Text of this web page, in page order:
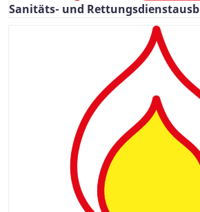
Sanitäts- und